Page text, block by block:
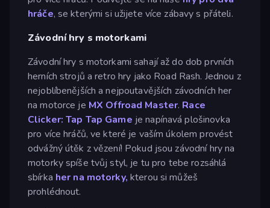
hráče, se kterými si užijete více zábavy s přáteli.
Závodní hry s motorkami
Závodní hry s motorkami sahají až do dob prvních
herních strojů a retro hry jako Road Rash. Jednou z
nejoblíbenějších a nejpoutavějších závodních her
na motorce je MX Offroad Master. Race
Clicker: Tap Tap Game je napínavá plošinovka
pro více hráčů, ve které je vaším úkolem provést
odvážný útěk z vězení! Pokud jsou závodní hry na
motorky spíše tvůj styl, je tu pro tebe rozsáhlá
sbírka her na motorky, kterou si můžeš
prohlédnout.